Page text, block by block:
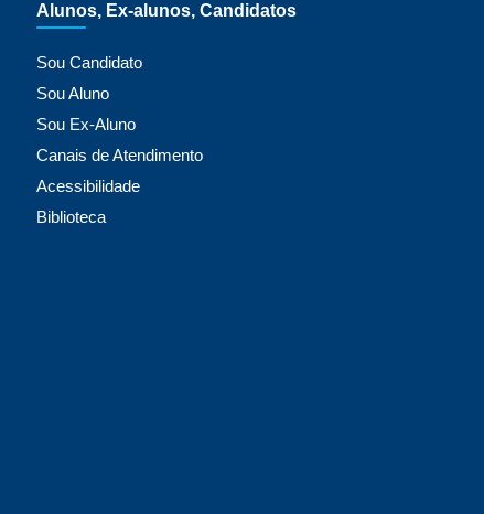
Alunos, Ex-alunos, Candidatos
Sou Candidato
Sou Aluno
Sou Ex-Aluno
Canais de Atendimento
Acessibilidade
Biblioteca